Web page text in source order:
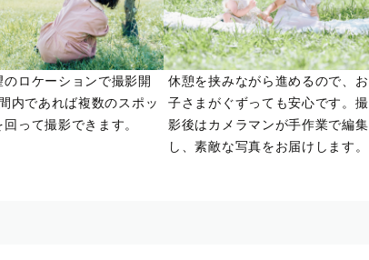
のロケーションで撮影開
内であれば複数のスポッ
回って撮影できます。
休憩を挟みながら進めるので、お
子さまがぐずっても安心です。撮
影後はカメラマンが手作業で編集
し、素敵な写真をお届けします。